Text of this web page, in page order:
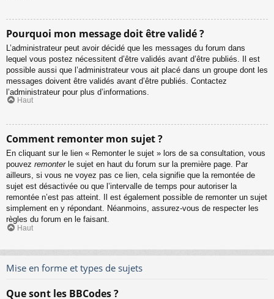
Pourquoi mon message doit être validé ?
L’administrateur peut avoir décidé que les messages du forum dans
lequel vous postez nécessitent d’être validés avant d’être publiés. Il est
possible aussi que l’administrateur vous ait placé dans un groupe dont les
messages doivent être validés avant d’être publiés. Contactez
l’administrateur pour plus d’informations.
Haut
Comment remonter mon sujet ?
En cliquant sur le lien « Remonter le sujet » lors de sa consultation, vous
pouvez remonterle sujet en haut du forum sur la première page. Par
ailleurs, si vous ne voyez pas ce lien, cela signifie que la remontée de
sujet est désactivée ou que l’intervalle de temps pour autoriser la
remontée n’est pas atteint. Il est également possible de remonter un sujet
simplement en y répondant. Néanmoins, assurez-vous de respecter les
règles du forum en le faisant.
Haut
Mise en forme et types de sujets
Que sont les BBCodes ?